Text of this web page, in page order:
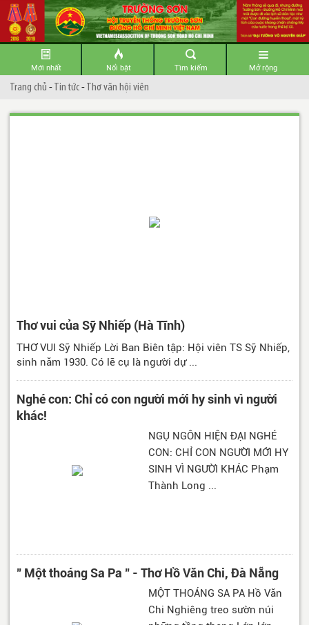
Mới nhất Nổi bật Tìm kiếm Mở rộng
Trang chủ -Tin tức-Thơ văn hội viên
Thơ vui của Sỹ Nhiếp (Hà Tĩnh)
THƠ VUI Sỹ Nhiếp Lời Ban Biên tập: Hội viên TS Sỹ Nhiếp,
sinh năm 1930. Có lẽ cụ là người dự ...
Nghé con: Chỉ có con người mới hy sinh vì người
khác!
NGỤ NGÔN HIỆN ĐẠI NGHÉ
CON: CHỈ CON NGƯỜI MỚI HY
SINH VÌ NGƯỜI KHÁC Phạm
Thành Long ...
" Một thoáng Sa Pa " - Thơ Hồ Văn Chi, Đà Nẵng
MỘT THOÁNG SA PA Hồ Văn
Chi Nghiêng treo sườn núi